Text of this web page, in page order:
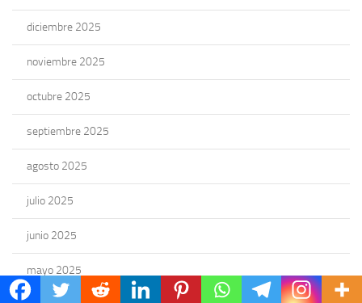
diciembre 2025
noviembre 2025
octubre 2025
septiembre 2025
agosto 2025
julio 2025
junio 2025
mayo 2025